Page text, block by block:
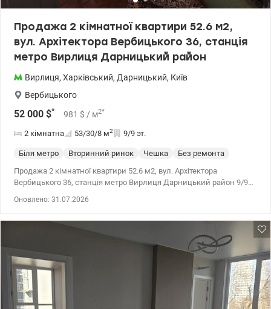
Продажа 2 кімнатної квартири 52.6 м2,
вул. Архітектора Вербицького 36, станція
метро Вирлиця Дарницький район
Вирлиця, Харківський, Дарницький, Київ
Вербицького
52 000 $* 981 $ / м2*
2 кімнатна 53/30/8 м2 9/9 эт.
Біля метро Вторинний ринок Чешка
Без ремонта
Продажа 2 кімнатної квартири 52.6 м2, вул. Архітектора
Вербицького 36, станція метро Вирлиця Дарницький район 9/9
хв. пішки, зупинка громадського транспорту 3 хвилини ходьби.
Квартира під ремонт (а це можливість зробити ремонт під себе,
не переплачуючи за чужий), з окремими кімнатами та
роздільним санвузлом, гарна площа, простора кухня. В квартирі
є газ. Висота стелі 2.6 м. Встановлені лічильники. Вікна виходять
у двір. Перевагою 9 поверху є те, що ніхто не буде ходити над
головою, а це спокій. Тамбур на дві квартири. Ціна 52000 у.о.
Оновлено: 31.07.2026